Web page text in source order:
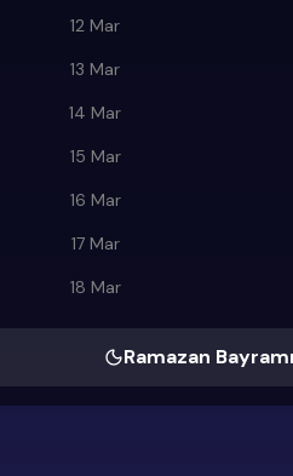
12 Mar
13 Mar
14 Mar
15 Mar
16 Mar
17 Mar
18 Mar
Ramazan